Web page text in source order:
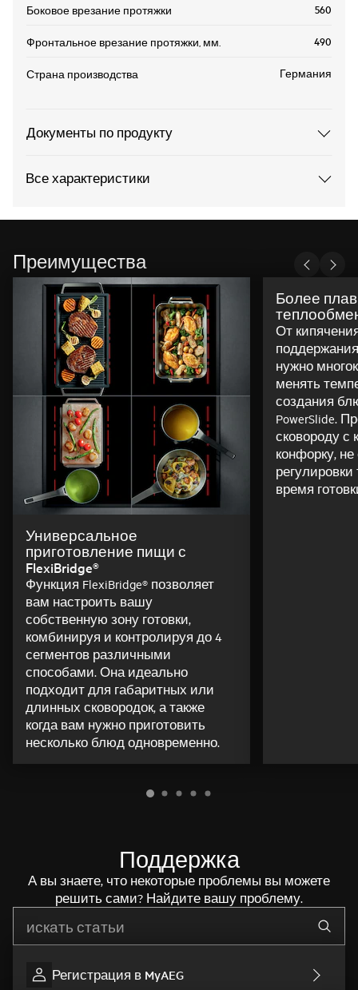
Боковое врезание протяжки 560
Фронтальное врезание протяжки, мм. 490
Страна производства Германия
Документы по продукту
Все характеристики
Преимущества
Универсальное
приготовление пищи с
FlexiBridge®
Функция FlexiBridge® позволяет
вам настроить вашу
собственную зону готовки,
комбинируя и контролируя до 4
сегментов различными
способами. Она идеально
подходит для габаритных или
длинных сковородок, а также
когда вам нужно приготовить
несколько блюд одновременно.
Более
От
нужно
менять
создания
PowerSlide.
сковороду с
конфорку,
время
Поддержка
А вы знаете, что некоторые проблемы вы можете
решить сами? Найдите вашу проблему.
Регистрация в MyAEG